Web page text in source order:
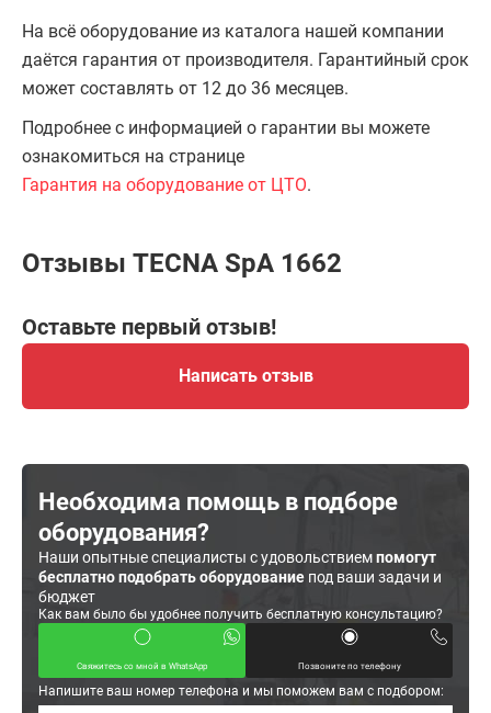
На всё оборудование из каталога нашей компании
даётся гарантия от производителя. Гарантийный срок
может составлять от 12 до 36 месяцев.
Подробнее с информацией о гарантии вы можете
ознакомиться на странице
Гарантия на оборудование от ЦТО.
Отзывы TECNA SpA 1662
Оставьте первый отзыв!
Написать отзыв
Необходима помощь в подборе
оборудования?
Наши опытные специалисты с удовольствиемпомогут
бесплатно подобрать оборудование под ваши задачи и
бюджет
Как вам было бы удобнее получить бесплатную консультацию?
Свяжитесь со мной в WhatsApp Позвоните по телефону
Напишите ваш номер телефона и мы поможем вам с подбором: